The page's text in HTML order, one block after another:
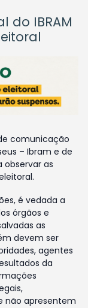
do IBRAM
comunicação
– Ibram e de
observar as
é vedada a
órgãos e
as
devem ser
agentes
da
não apresentem